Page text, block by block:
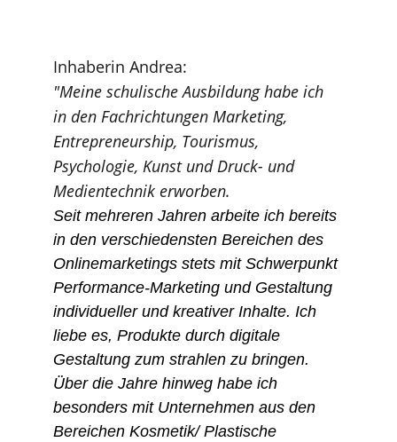
Inhaberin Andrea:
"Meine schulische Ausbildung habe ich
in den Fachrichtungen Marketing,
Entrepreneurship, Tourismus,
Psychologie, Kunst und Druck- und
Medientechnik erworben.
Seit mehreren Jahren arbeite ich bereits
in den verschiedensten Bereichen des
Onlinemarketings stets mit Schwerpunkt
Performance-Marketing und Gestaltung
individueller und kreativer Inhalte. Ich
liebe es, Produkte durch digitale
Gestaltung zum strahlen zu bringen.
Über die Jahre hinweg habe ich
besonders mit Unternehmen aus den
Bereichen Kosmetik/ Plastische